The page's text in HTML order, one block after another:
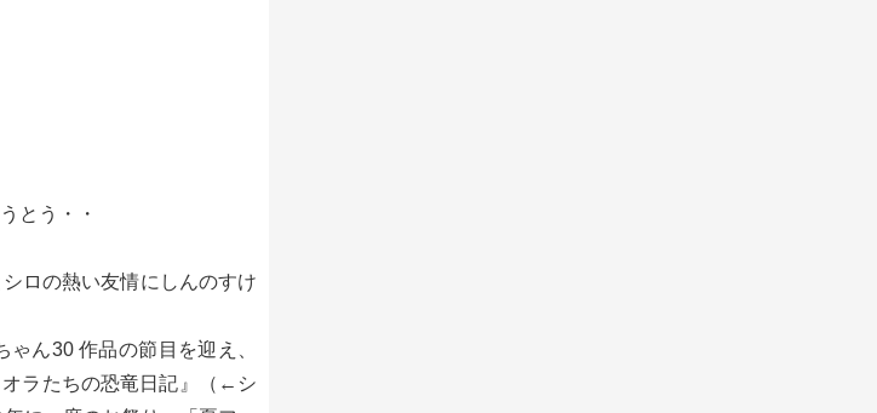
とう・・
ロの熱い友情にしんのすけ
ん30 作品の節目を迎え、
ラたちの恐竜日記』（←シ